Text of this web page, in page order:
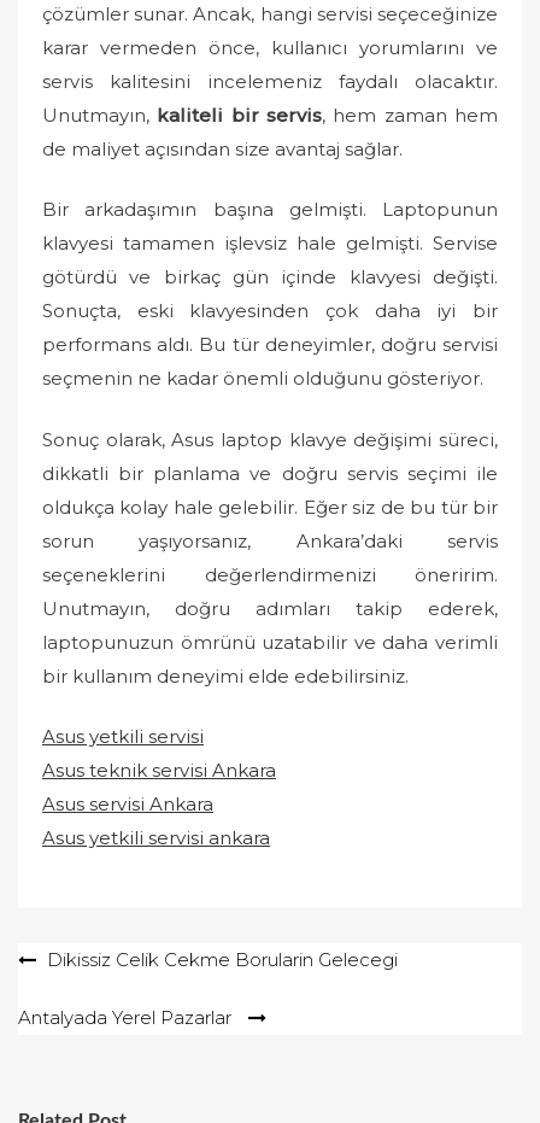
çözümler sunar. Ancak, hangi servisi seçeceğinize
karar vermeden önce, kullanıcı yorumlarını ve
servis kalitesini incelemeniz faydalı olacaktır.
Unutmayın, kaliteli bir servis, hem zaman hem
de maliyet açısından size avantaj sağlar.
Bir arkadaşımın başına gelmişti. Laptopunun
klavyesi tamamen işlevsiz hale gelmişti. Servise
götürdü ve birkaç gün içinde klavyesi değişti.
Sonuçta, eski klavyesinden çok daha iyi bir
performans aldı. Bu tür deneyimler, doğru servisi
seçmenin ne kadar önemli olduğunu gösteriyor.
Sonuç olarak, Asus laptop klavye değişimi süreci,
dikkatli bir planlama ve doğru servis seçimi ile
oldukça kolay hale gelebilir. Eğer siz de bu tür bir
sorun yaşıyorsanız, Ankara’daki servis
seçeneklerini değerlendirmenizi öneririm.
Unutmayın, doğru adımları takip ederek,
laptopunuzun ömrünü uzatabilir ve daha verimli
bir kullanım deneyimi elde edebilirsiniz.
Asus yetkili servisi
Asus teknik servisi Ankara
Asus servisi Ankara
Asus yetkili servisi ankara
YazıDikissiz Celik Cekme Borularin Gelecegi
Antalyada Yerel Pazarlar